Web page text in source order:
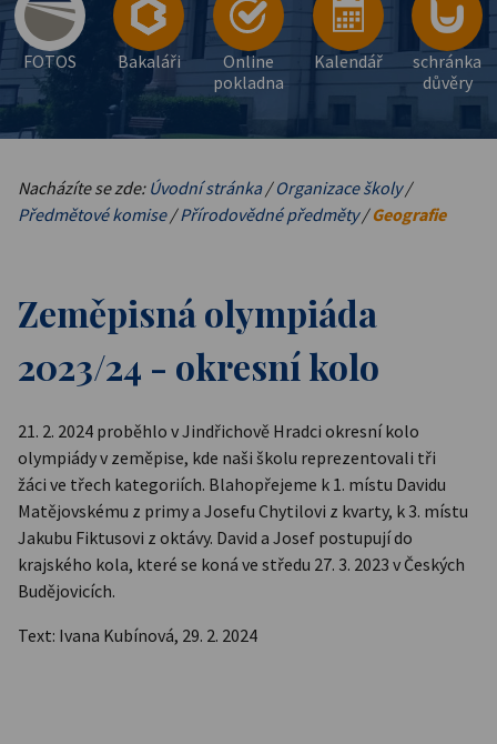
FOTOS Bakaláři
Online
pokladna
Kalendář
schránka
důvěry
Nacházíte se zde: Úvodní stránka/Organizace školy/
Předmětové komise/Přírodovědné předměty/Geografie
Zeměpisná olympiáda
2023/24 - okresní kolo
21. 2. 2024 proběhlo v Jindřichově Hradci okresní kolo
olympiády v zeměpise, kde naši školu reprezentovali tři
žáci ve třech kategoriích. Blahopřejeme k 1. místu Davidu
Matějovskému z primy a Josefu Chytilovi z kvarty, k 3. místu
Jakubu Fiktusovi z oktávy. David a Josef postupují do
krajského kola, které se koná ve středu 27. 3. 2023 v Českých
Budějovicích.
Text: Ivana Kubínová, 29. 2. 2024